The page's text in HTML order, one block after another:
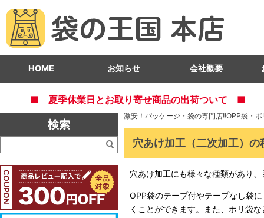
HOME お知らせ 会社概要
■ 夏季休業日とお取り寄せ商品の出荷ついて ■
激安！パッケージ・袋の専門店!!OPP袋・
穴あけ加工（二次加工）の
穴あけ加工にも様々な種類があり
OPP袋のテープ付やテープなし袋
くことができます。また、ポリ袋
検索